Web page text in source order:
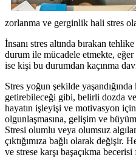
zorlanma ve gerginlik hali stres
İnsanı stres altında bırakan
durum ile mücadele etmekte,
ise kişi bu durumdan kaçınma
Stres yoğun şekilde
getirebileceği gibi, belirli dozda
hayatın işleyişi ve motivasyon
olgunlaşmasına, gelişim ve
Stresi olumlu veya olumsuz
çıktığımıza bağlı olarak değişir.
ve strese karşı başaçıkma becerisi